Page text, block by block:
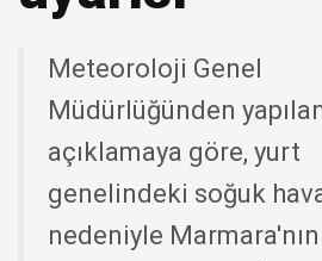
Meteoroloji Genel
Müdürlüğünden
açıklamaya göre, yurt
genelindeki soğuk
nedeniyle Marmara'nın